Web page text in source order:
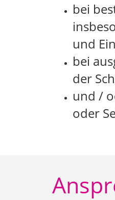
bei
und
bei
der
und /
oder